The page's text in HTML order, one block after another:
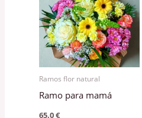
Ramos flor natural
Ramo para mamá
65.0€